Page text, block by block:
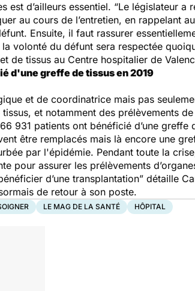
est d’ailleurs essentiel. “Le législateur a
au cours de l’entretien, en rappelant
Ensuite, il faut rassurer
volonté du défunt sera respectée
de tissus au Centre hospitalier de
d'une greffe de tissus en 2019
et de coordinatrice mais pas
et notamment des prélèvements
931 patients ont bénéficié d’une
être remplacés mais là encore une
par l'épidémie. Pendant toute la
pour assurer les prélèvements
d’une transplantation” détaille
de retour à son poste.
LE MAG DE LA SANTÉ HÔPITAL